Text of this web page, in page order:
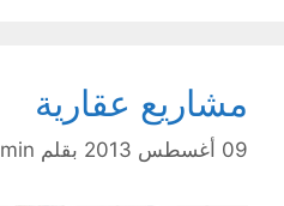
مشاريع عقارية
09 أغسطس 2013 بقلم